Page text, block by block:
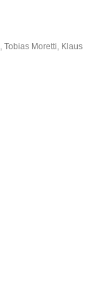
,Tobias Moretti, Klaus